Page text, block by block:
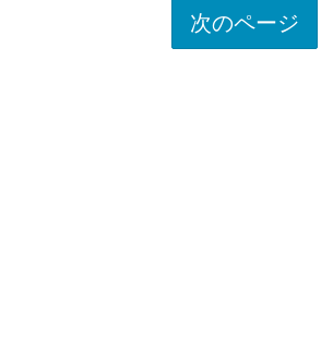
次のページ